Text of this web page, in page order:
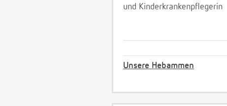
und Kinderkrankenpflegerin
Unsere Hebammen